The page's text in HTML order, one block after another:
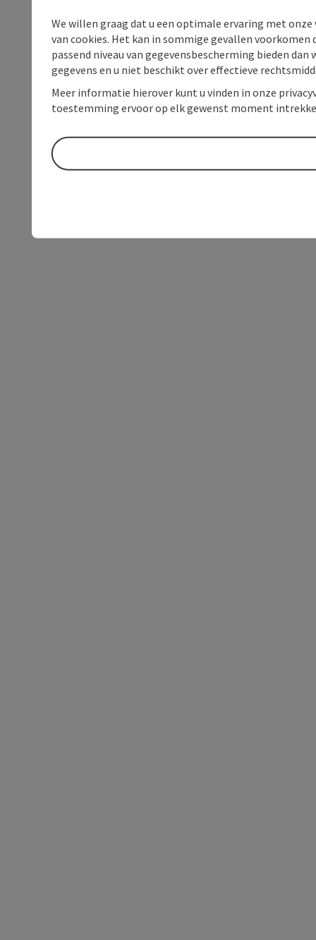
We willen graag dat u een optimale ervaring met
van cookies. Het kan in sommige gevallen voorkomen
passend niveau van gegevensbescherming bieden
gegevens en u niet beschikt over effectieve
Meer informatie hierover kunt u vinden in onze
toestemming ervoor op elk gewenst moment